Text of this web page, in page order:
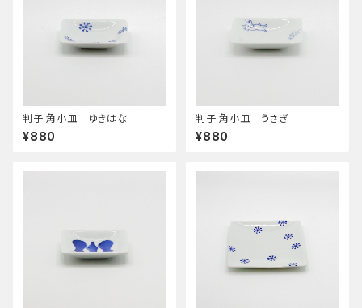
判子 角小皿 ゆきはな
¥880
判子 角小皿 うさぎ
¥880